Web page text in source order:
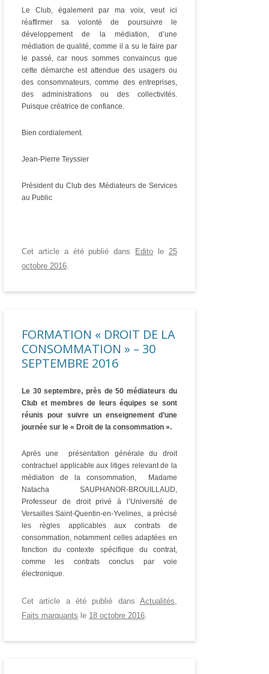
Le Club, également par ma voix, veut ici
réaffirmer sa volonté de poursuivre le
développement de la médiation, d’une
médiation de qualité, comme il a su le faire par
le passé, car nous sommes convaincus que
cette démarche est attendue des usagers ou
des consommateurs, comme des entreprises,
des administrations ou des collectivités.
Puisque créatrice de confiance.
Bien cordialement.
Jean-Pierre Teyssier
Président du Club des Médiateurs de Services
au Public
Cet article a été publié dans Edito le 25
octobre 2016.
FORMATION « DROIT DE LA
CONSOMMATION » – 30
SEPTEMBRE 2016
Le 30 septembre, près de 50 médiateurs du
Club et membres de leurs équipes se sont
réunis pour suivre un enseignement d’une
journée sur le « Droit de la consommation ».
Après une présentation générale du droit
contractuel applicable aux litiges relevant de la
médiation de la consommation, Madame
Natacha SAUPHANOR-BROUILLAUD,
Professeur de droit privé à l’Université de
Versailles Saint-Quentin-en-Yvelines, a précisé
les règles applicables aux contrats de
consommation, notamment celles adaptées en
fonction du contexte spécifique du contrat,
comme les contrats conclus par voie
électronique.
Cet article a été publié dans Actualités,
Faits marquants le 18 octobre 2016.